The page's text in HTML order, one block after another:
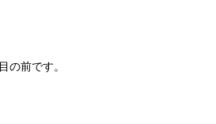
の前です。